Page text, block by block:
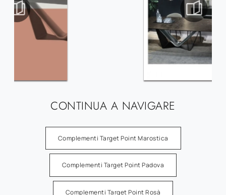
CONTINUA A NAVIGARE
Complementi Target Point Marostica
Complementi Target Point Padova
Complementi Target Point Rosà